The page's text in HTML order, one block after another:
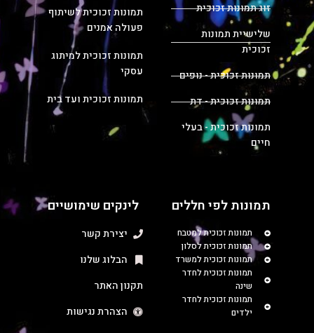
זוג תמונות זכוכית
שלישיית תמונות
זכוכית
תמונות זכוכית - נופים
תמונות זכוכית - דת
תמונות זכוכית - בעלי
חיים
תמונות זכוכית לשיתוף
פעולה אמנים
תמונות זכוכית למיתוג
עסקי
תמונות זכוכית ועד בית
תמונות לפי חללים
תמונות זכוכית למטבח
תמונות זכוכית לסלון
תמונות זכוכית למשרד
תמונות זכוכית לחדר
שינה
תמונות זכוכית לחדר
ילדים
לינקים שימושיים
יצירת קשר
הבלוג שלנו
תקנון האתר
הצהרת נגישות